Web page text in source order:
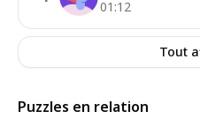
01:12
Tout
Puzzles en relation